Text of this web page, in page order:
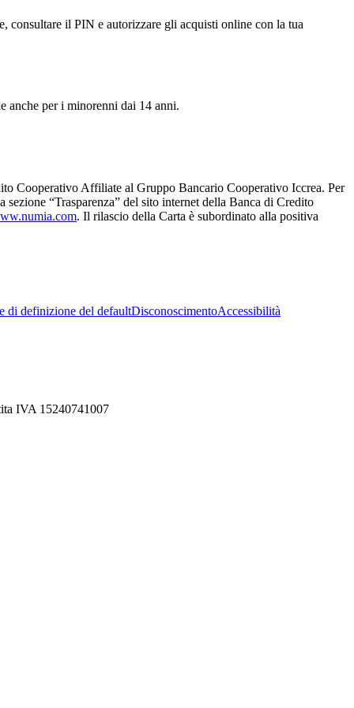
consultare il PIN e autorizzare gli acquisti online con la tua
anche per i minorenni dai 14 anni.
Cooperativo Affiliate al Gruppo Bancario Cooperativo Iccrea. Per
“Trasparenza” del sito internet della Banca di Credito
. Il rilascio della Carta è subordinato alla positiva
di definizione del defaultDisconoscimentoAccessibilità
IVA 15240741007